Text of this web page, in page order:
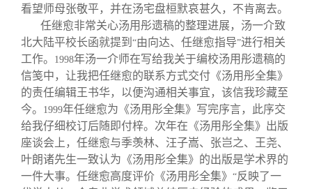
看望师母张敬平，并在汤宅盘桓默哀甚久，不肯离去。
任继愈非常关心汤用彤遗稿的整理进展，汤一介致
北大陆平校长函就提到 “由向达、任继愈指导”进行相关
工作。
1998年汤一介师在写给我关于编校汤用彤遗稿的
信笺中，让我把任继愈的联系方式交付《汤用彤全集》
的责任编辑王书华，以便沟通相关事宜，该信我珍藏至
今。
1999年任继愈为《汤用彤全集》写完序言，此序交
给我仔细校订后随即付梓。次年在《汤用彤全集》出版
座谈会上，任继愈与季羡林、汪子嵩、张岂之、王尧、
叶朗诸先生一致认为《汤用彤全集》的出版是学术界的
一件大事。任继愈高度评价《汤用彤全集》 “反映了一